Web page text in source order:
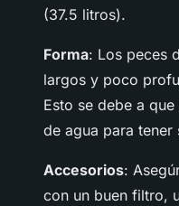
(37.5 litros).
Forma: Los peces
largos y poco
Esto se debe a
de agua para
Accesorios:
con un buen filtro,